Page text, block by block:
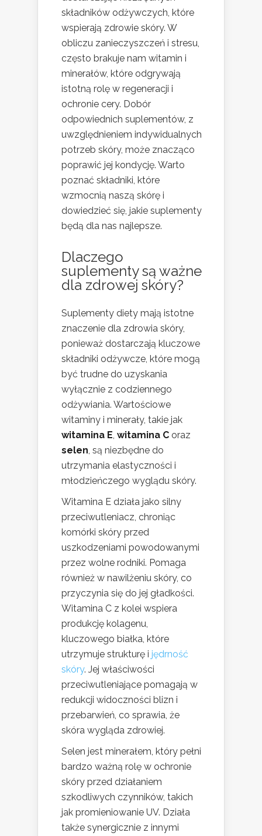
składników odżywczych, które
wspierają zdrowie skóry. W
obliczu zanieczyszczeń i stresu,
często brakuje nam witamin i
minerałów, które odgrywają
istotną rolę w regeneracji i
ochronie cery. Dobór
odpowiednich suplementów, z
uwzględnieniem indywidualnych
potrzeb skóry, może znacząco
poprawić jej kondycję. Warto
poznać składniki, które
wzmocnią naszą skórę i
dowiedzieć się, jakie suplementy
będą dla nas najlepsze.
Dlaczego
suplementy są ważne
dla zdrowej skóry?
Suplementy diety mają istotne
znaczenie dla zdrowia skóry,
ponieważ dostarczają kluczowe
składniki odżywcze, które mogą
być trudne do uzyskania
wyłącznie z codziennego
odżywiania. Wartościowe
witaminy i minerały, takie jak
witamina E, witamina C oraz
selen, są niezbędne do
utrzymania elastyczności i
młodzieńczego wyglądu skóry.
Witamina E działa jako silny
przeciwutleniacz, chroniąc
komórki skóry przed
uszkodzeniami powodowanymi
przez wolne rodniki. Pomaga
również w nawilżeniu skóry, co
przyczynia się do jej gładkości.
Witamina C z kolei wspiera
produkcję kolagenu,
kluczowego białka, które
utrzymuje strukturę i jędrność
skóry. Jej właściwości
przeciwutleniające pomagają w
redukcji widoczności blizn i
przebarwień, co sprawia, że
skóra wygląda zdrowiej.
Selen jest minerałem, który pełni
bardzo ważną rolę w ochronie
skóry przed działaniem
szkodliwych czynników, takich
jak promieniowanie UV. Działa
także synergicznie z innymi